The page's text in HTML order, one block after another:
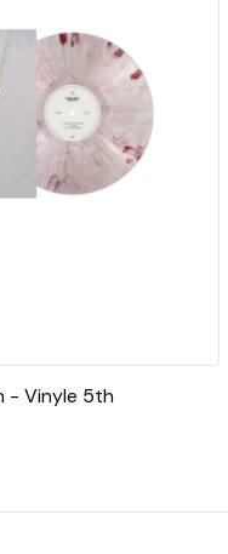
à transformer des
ses premiers titres,
et sa présence
et profondeur
, confirme
pour sa maturité et
Olivia Dean
grâce à des
Sa capacité à créer
les nouvelles voix
- Vinyle 5th